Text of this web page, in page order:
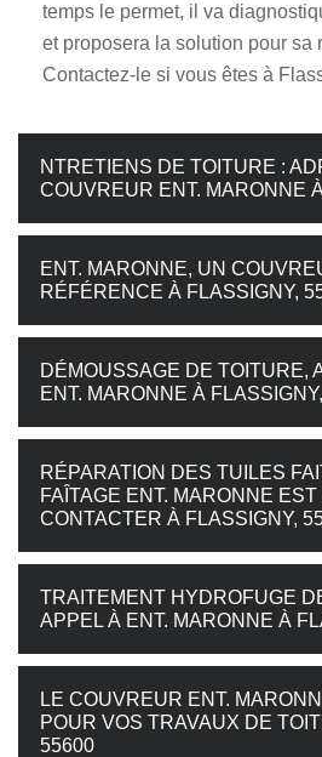
temps le permet, il va
et proposera la solution pour sa
Contactez-le si vous êtes à
NTRETIENS DE TOITURE :
COUVREUR ENT. MARONNE
ENT. MARONNE, UN
RÉFÉRENCE À FLASSIGNY,
DÉMOUSSAGE DE TOITURE,
ENT. MARONNE À
RÉPARATION DES TUILES
FAÎTAGE ENT. MARONNE
CONTACTER À FLASSIGNY,
TRAITEMENT HYDROFUGE
APPEL À ENT. MARONNE À
LE COUVREUR ENT.
POUR VOS TRAVAUX DE
55600